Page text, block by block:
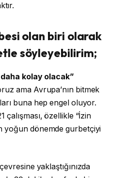
olan biri olarak
söyleyebilirim;
kolay olacak”
ama Avrupa’nın bitmek
buna hep engel oluyor.
çalışması, özellikle “İzin
yoğun dönemde gurbetçiyi
yaklaştığınızda